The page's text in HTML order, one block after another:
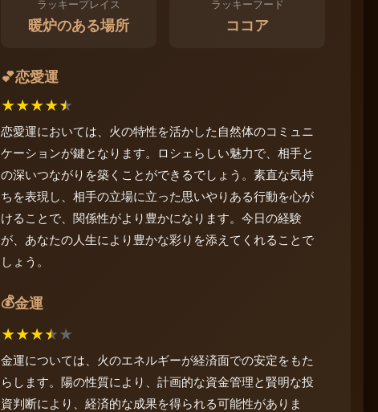
ラッキープレイス
暖炉のある場所
ラッキーフード
ココア
💕恋愛運
★★★★★
恋愛運においては、火の特性を活かした自然体のコミュニ
ケーションが鍵となります。ロシェらしい魅力で、相手と
の深いつながりを築くことができるでしょう。素直な気持
ちを表現し、相手の立場に立った思いやりある行動を心が
けることで、関係性がより豊かになります。今日の経験
が、あなたの人生により豊かな彩りを添えてくれることで
しょう。
💰金運
★★★★★
金運については、火のエネルギーが経済面での安定をもた
らします。陽の性質により、計画的な資金管理と賢明な投
資判断により、経済的な成果を得られる可能性がありま